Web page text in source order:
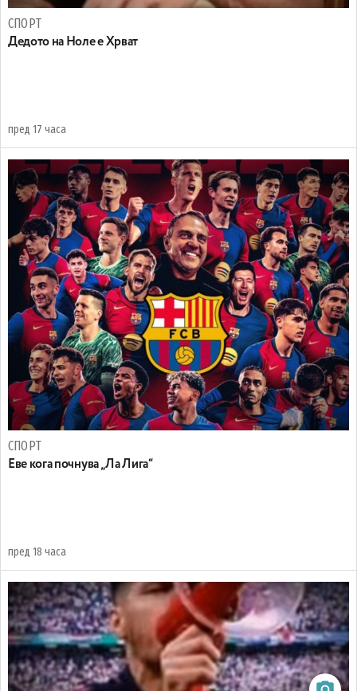
СПОРТ
Дедото на Ноле е Хрват
пред 17 часа
СПОРТ
Еве кога почнува „Ла Лига“
пред 18 часа